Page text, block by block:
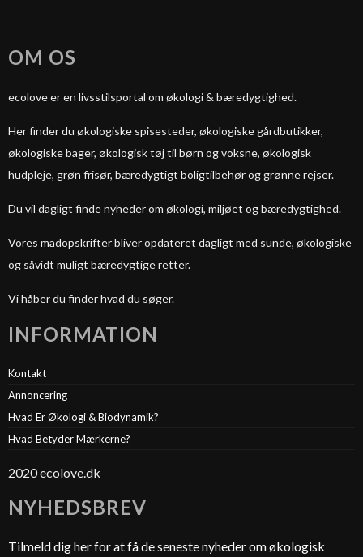
OM OS
ecolove er en livsstilsportal om økologi & bæredygtighed.
Her finder du økologiske spisesteder, økologiske gårdbutikker,
økologiske bager, økologisk tøj til børn og voksne, økologisk
hudpleje, grøn frisør, bæredygtigt boligtilbehør og grønne rejser.
Du vil dagligt finde nyheder om økologi, miljøet og bæredygtighed.
Vores madopskrifter bliver opdateret dagligt med sunde, økologiske
og såvidt muligt bæredygtige retter.
Vi håber du finder hvad du søger.
INFORMATION
Kontakt
Annoncering
Hvad Er Økologi & Biodynamik?
Hvad Betyder Mærkerne?
2020 ecolove.dk
NYHEDSBREV
Tilmeld dig her for at få de seneste nyheder om økologisk